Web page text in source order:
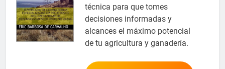
técnica para que tomes
decisiones informadas y
alcances el máximo potencial
de tu agricultura y ganadería.